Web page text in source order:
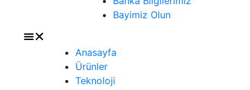
Bayimiz Olun
Anasayfa
Ürünler
Teknoloji